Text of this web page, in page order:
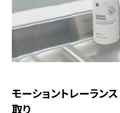
モーショントレーラン
取り